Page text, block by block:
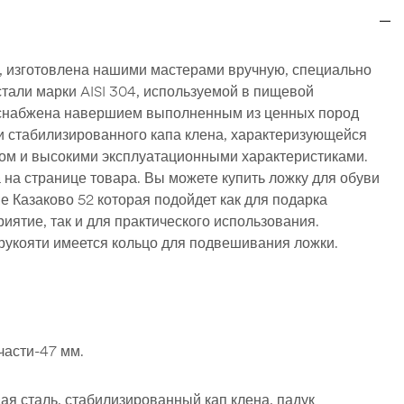
нашими мастерами вручную, специально
марки AISI 304, используемой в пищевой
навершием выполненным из ценных пород
капа клена, характеризующейся
и высокими эксплуатационными характеристиками.
странице товара. Вы можете купить ложку для обуви
52 которая подойдет как для подарка
так и для практического использования.
имеется кольцо для подвешивания ложки.
47 мм.
сталь, стабилизированный кап клена, падук